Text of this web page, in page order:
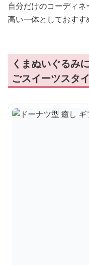
自分だけのコーディ
高い一体としておすす
くまぬいぐるみ
ごスイーツスタ